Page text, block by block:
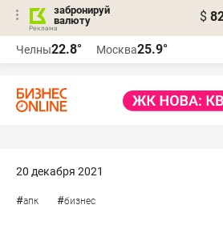
забронируй
валюту
$
Челны22.8° Москва25.9°
20 декабря 2021
#апк #бизнес